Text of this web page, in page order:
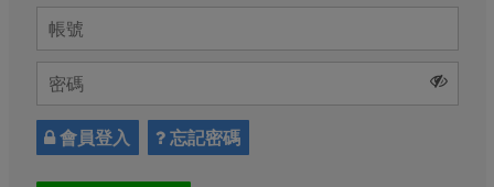
會員登入 忘記密碼